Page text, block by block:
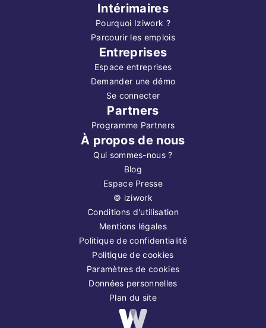
Intérimaires
Pourquoi Iziwork ?
Parcourir les emplois
Entreprises
Espace entreprises
Demander une démo
Se connecter
Partners
Programme Partners
À propos de nous
Qui sommes-nous ?
Blog
Espace Presse
© iziwork
Conditions d'utilisation
Mentions légales
Politique de confidentialité
Politique de cookies
Paramètres de cookies
Données personnelles
Plan du site